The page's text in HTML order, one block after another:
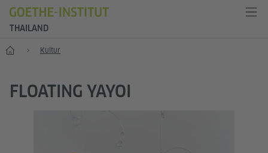
THAILAND
Start Kultur
FLOATING YAYOI